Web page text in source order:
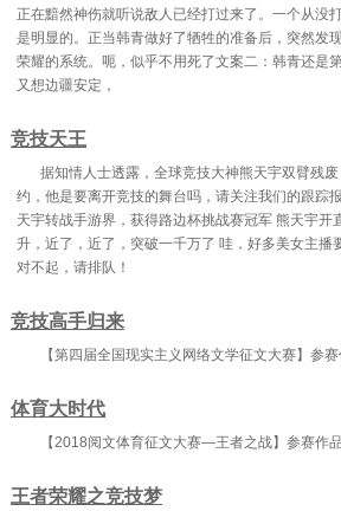
正在黯然神伤就听说敌人已经打过来了。一个从没
是明显的。正当韩青做好了牺牲的准备后，突然发
荣耀的系统。呃，似乎不用死了文案二：韩青还是
又想边疆安定，
竞技天王
据知情人士透露，全球竞技大神熊天宇双臂残
约，他是要离开竞技的舞台吗，请关注我们的跟踪
天宇转战手游界，获得路边杯挑战赛冠军 熊天宇开
升，近了，近了，突破一千万了 哇，好多美女主播
对不起，请排队！
竞技高手归来
【第四届全国现实主义网络文学征文大赛】参
体育大时代
【2018阅文体育征文大赛—王者之战】参赛作品
王者荣耀之竞技梦